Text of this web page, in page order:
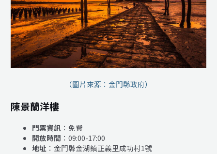
（圖片來源：金門縣政府）
陳景蘭洋樓
門票資訊 ：免費
開放時間 ：09:00-17:00
地址 ：金門縣金湖鎮正義里成功村1號